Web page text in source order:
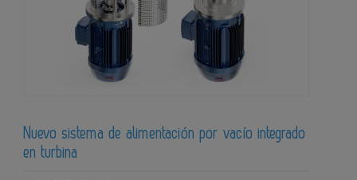
Nuevo sistema de alimentación por vacío integrado
en turbina